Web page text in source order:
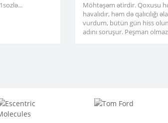
Möhtəşəm ətirdir. Qoxusu
havalıdır, həm də qalıcılığı
vurdum, bütün gün hiss
adını soruşur. Peşman